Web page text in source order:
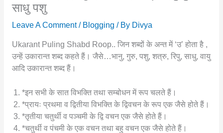
साधु पशु
Leave A Comment / Blogging / By Divya
Ukarant Puling Shabd Roop.. जिन शब्दों के अन्त में ‘उ’ होता है ,
उन्हें उकारान्त शब्द कहते हैं। जैसे…भानु, गुरु, पशु, शत्रु, रिपु, साधु, वायु
आदि उकारान्त शब्द हैं।
*इन सभी के सात विभक्ति तथा सम्बोधन में रूप चलते हैं।
*प्रायः प्रथमा व द्वितीया विभक्ति के द्विवचन के रूप एक जैसे होते हैं।
*तृतीया चतुर्थी व पञ्चमी के द्वि वचन एक जैसे होते हैं।
*चतुर्थी व पंचमी के एक वचन तथा बहु वचन एक जैसे होते हैं।